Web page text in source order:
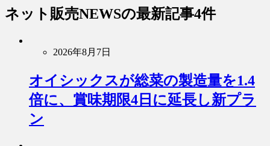
ネット販売NEWSの最新記事4件
2026年8月7日
オイシックスが総菜の製造量を1.4
倍に、賞味期限4日に延長し新プラ
ン